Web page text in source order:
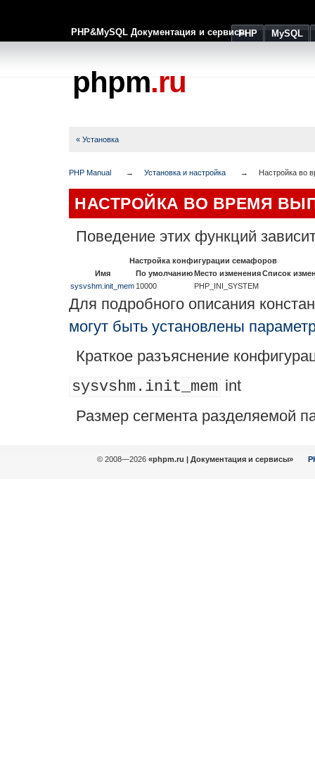
PHP&MySQL Документация и сервисыPHP MySQL
phpm.ru
« Установка
PHP Manual Установка и настройка Настройка во
НАСТРОЙКА ВО ВРЕМЯ
Поведение этих функций
Настройка конфигурации семафоров
Имя
По умолчаниюМесто измененияСписок
sysvshm.init_mem 10000 PHP_INI_SYSTEM
Для подробного описания
могут быть установлены
Краткое разъяснение
sysvshm.init_mem int
Размер сегмента разделяемой
© 2008—2026 «phpm.ru | Документация и сервисы»